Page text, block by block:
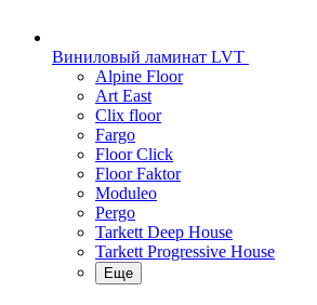
Виниловый ламинат LVT
Alpine Floor
Art East
Clix floor
Fargo
Floor Click
Floor Faktor
Moduleo
Pergo
Tarkett Deep House
Tarkett Progressive House
Еще